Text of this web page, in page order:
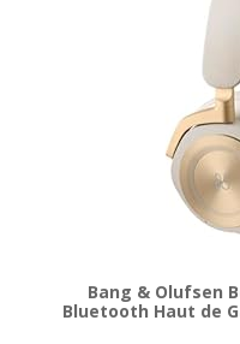
Bang & Olufsen
Bluetooth Haut de